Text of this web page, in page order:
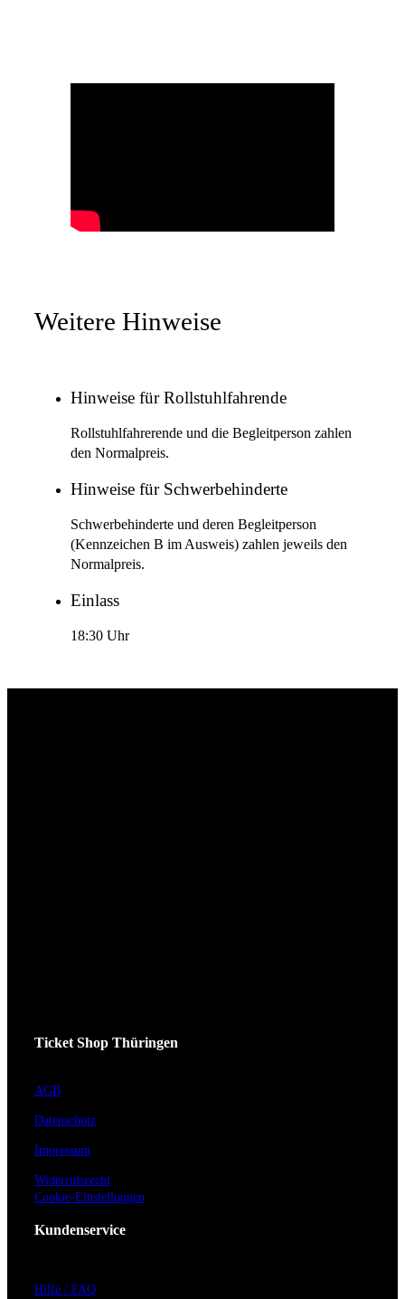
Weitere Hinweise
Hinweise für Rollstuhlfahrende
Rollstuhlfahrerende und die Begleitperson zahlen
den Normalpreis.
Hinweise für Schwerbehinderte
Schwerbehinderte und deren Begleitperson
(Kennzeichen B im Ausweis) zahlen jeweils den
Normalpreis.
Einlass
18:30 Uhr
Ticket Shop Thüringen
AGB
Datenschutz
Impressum
Widerrufsrecht
Cookie-Einstellungen
Kundenservice
Hilfe / FAQ